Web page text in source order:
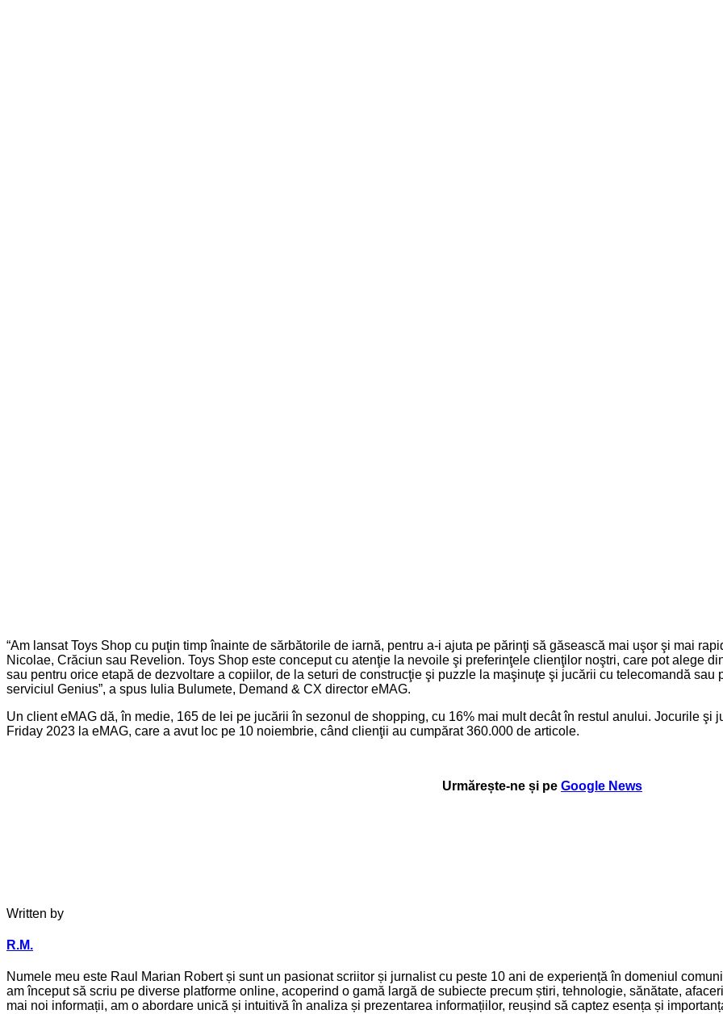
“Am lansat Toys Shop cu puţin timp înainte de sărbătorile de iarnă, pentru a-i ajuta pe părinţi să găsească mai uşor şi mai
Nicolae, Crăciun sau Revelion. Toys Shop este conceput cu atenţie la nevoile şi preferinţele clienţilor noştri, care pot alege
sau pentru orice etapă de dezvoltare a copiilor, de la seturi de construcţie şi puzzle la maşinuţe şi jucării cu telecomandă
serviciul Genius”, a spus Iulia Bulumete, Demand & CX director eMAG.
Un client eMAG dă, în medie, 165 de lei pe jucării în sezonul de shopping, cu 16% mai mult decât în restul anului. Jocurile şi
Friday 2023 la eMAG, care a avut loc pe 10 noiembrie, când clienţii au cumpărat 360.000 de articole.
Urmărește-ne și pe Google News
Written by
R.M.
Numele meu este Raul Marian Robert și sunt un pasionat scriitor și jurnalist cu peste 10 ani de experiență în domeniul
am început să scriu pe diverse platforme online, acoperind o gamă largă de subiecte precum știri, tehnologie, sănătate,
mai noi informații, am o abordare unică și intuitivă în analiza și prezentarea informațiilor, reușind să captez esența și